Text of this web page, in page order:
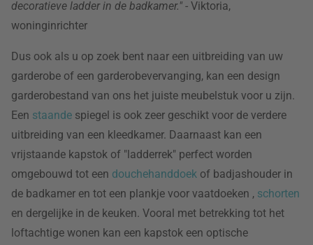
decoratieve ladder in de badkamer." - Viktoria,
woninginrichter
Dus ook als u op zoek bent naar een uitbreiding van uw
garderobe of een garderobevervanging, kan een design
garderobestand van ons het juiste meubelstuk voor u zijn.
Een staande spiegel is ook zeer geschikt voor de verdere
uitbreiding van een kleedkamer. Daarnaast kan een
vrijstaande kapstok of "ladderrek" perfect worden
omgebouwd tot een douchehanddoek of badjashouder in
de badkamer en tot een plankje voor vaatdoeken , schorten
en dergelijke in de keuken. Vooral met betrekking tot het
loftachtige wonen kan een kapstok een optische